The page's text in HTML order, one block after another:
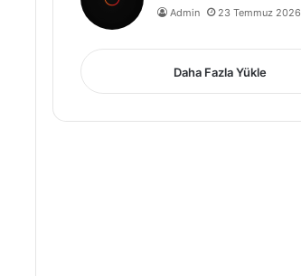
Admin 23 Temmuz 2026
Daha Fazla Yükle